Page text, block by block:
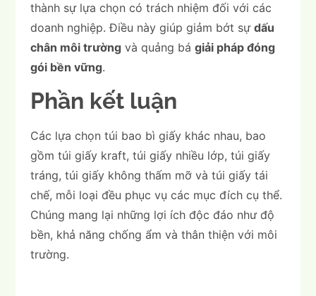
thành sự lựa chọn có trách nhiệm đối với các
doanh nghiệp. Điều này giúp giảm bớt sự dấu
chân môi trườngvà quảng bá giải pháp đóng
gói bền vững.
Phần kết luận
Các lựa chọn túi bao bì giấy khác nhau, bao
gồm túi giấy kraft, túi giấy nhiều lớp, túi giấy
tráng, túi giấy không thấm mỡ và túi giấy tái
chế, mỗi loại đều phục vụ các mục đích cụ thể.
Chúng mang lại những lợi ích độc đáo như độ
bền, khả năng chống ẩm và thân thiện với môi
trường.